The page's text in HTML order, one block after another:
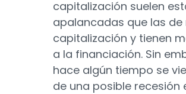
capitalización suelen
apalancadas que las de
capitalización y tienen
a la financiación. Sin
hace algún tiempo se
de una posible recesión